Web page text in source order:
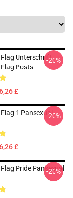
Unterschrift
Posts
£
-20%
1 Pansexual
£
-20%
Pride Pansexual
-20%